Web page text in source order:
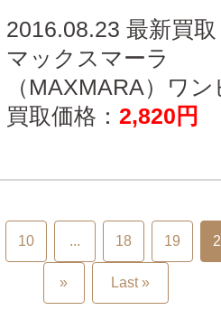
2016.08.23 最新買取
マックスマーラ
（MAXMARA）ワ
買取価格： 2,820円
10 ... 18 19
» Last »